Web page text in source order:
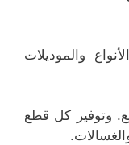
والموديلات
وتوفير كل قطع